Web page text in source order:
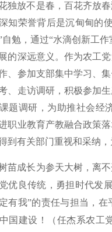
独放不是春，百花齐放
知荣誉背后是沉甸甸的
自勉，通过“水滴创新工
的深远意义。作为农工
、参加支部集中学习、
、走访调研，积极参加
题调研，为助推社会经
职业教育产教融合政策
到有关部门重视和采纳
苗成长为参天大树，离
优良传统，勇担时代发
有我”的责任与担当，
国建设！
（任杰系农工